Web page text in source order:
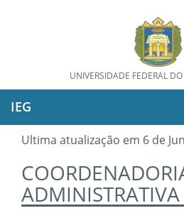
UNIVERSIDADE FEDERAL
IEG
Ultima atualização em 6 de
ADMINISTRATIVA